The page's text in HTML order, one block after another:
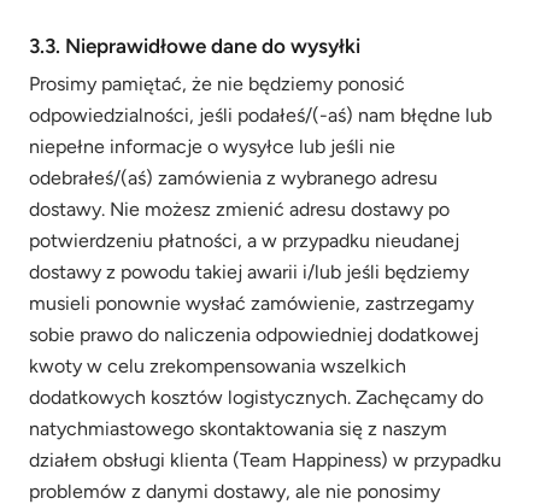
3.3. Nieprawidłowe dane do wysyłki
Prosimy pamiętać, że nie będziemy ponosić
odpowiedzialności, jeśli podałeś/(-aś) nam błędne lub
niepełne informacje o wysyłce lub jeśli nie
odebrałeś/(aś) zamówienia z wybranego adresu
dostawy. Nie możesz zmienić adresu dostawy po
potwierdzeniu płatności, a w przypadku nieudanej
dostawy z powodu takiej awarii i/lub jeśli będziemy
musieli ponownie wysłać zamówienie, zastrzegamy
sobie prawo do naliczenia odpowiedniej dodatkowej
kwoty w celu zrekompensowania wszelkich
dodatkowych kosztów logistycznych. Zachęcamy do
natychmiastowego skontaktowania się z naszym
działem obsługi klienta (Team Happiness) w przypadku
problemów z danymi dostawy, ale nie ponosimy